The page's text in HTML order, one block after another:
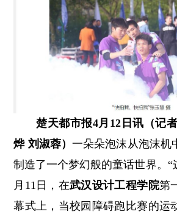
楚天都市报4月12日讯（记
烨 刘淑蓉）一朵朵泡沫从泡沫机
制造了一个梦幻般的童话世界。“
月11日，在武汉设计工程学院第
幕式上，当校园障碍跑比赛的运